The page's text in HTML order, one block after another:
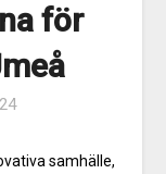
för
samhälle,